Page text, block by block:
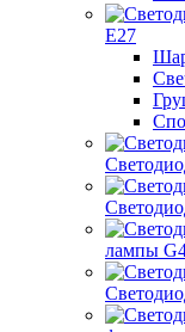
Е27
лампы